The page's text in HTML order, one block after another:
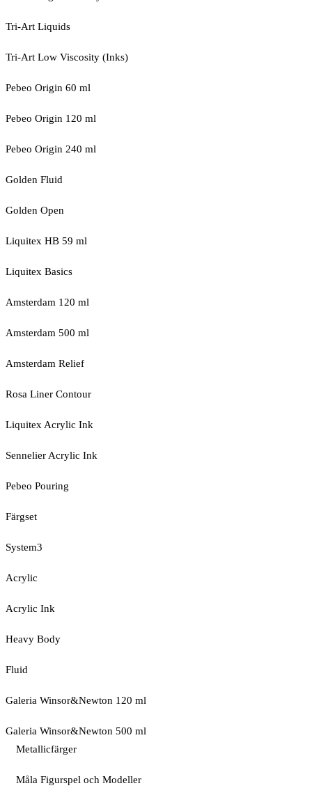
Tri-Art Liquids
Tri-Art Low Viscosity (Inks)
Pebeo Origin 60 ml
Pebeo Origin 120 ml
Pebeo Origin 240 ml
Golden Fluid
Golden Open
Liquitex HB 59 ml
Liquitex Basics
Amsterdam 120 ml
Amsterdam 500 ml
Amsterdam Relief
Rosa Liner Contour
Liquitex Acrylic Ink
Sennelier Acrylic Ink
Pebeo Pouring
Färgset
System3
Acrylic
Acrylic Ink
Heavy Body
Fluid
Galeria Winsor&Newton 120 ml
Galeria Winsor&Newton 500 ml
Metallicfärger
Måla Figurspel och Modeller